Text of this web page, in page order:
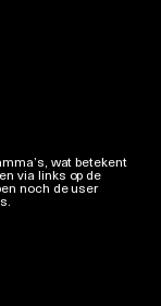
wat betekent
via links op de
noch de user